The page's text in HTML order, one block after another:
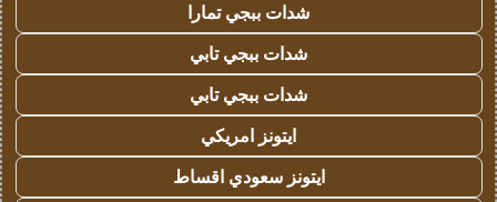
شدات ببجي تمارا
شدات ببجي تابي
شدات ببجي تابي
ايتونز امريكي
ايتونز سعودي اقساط